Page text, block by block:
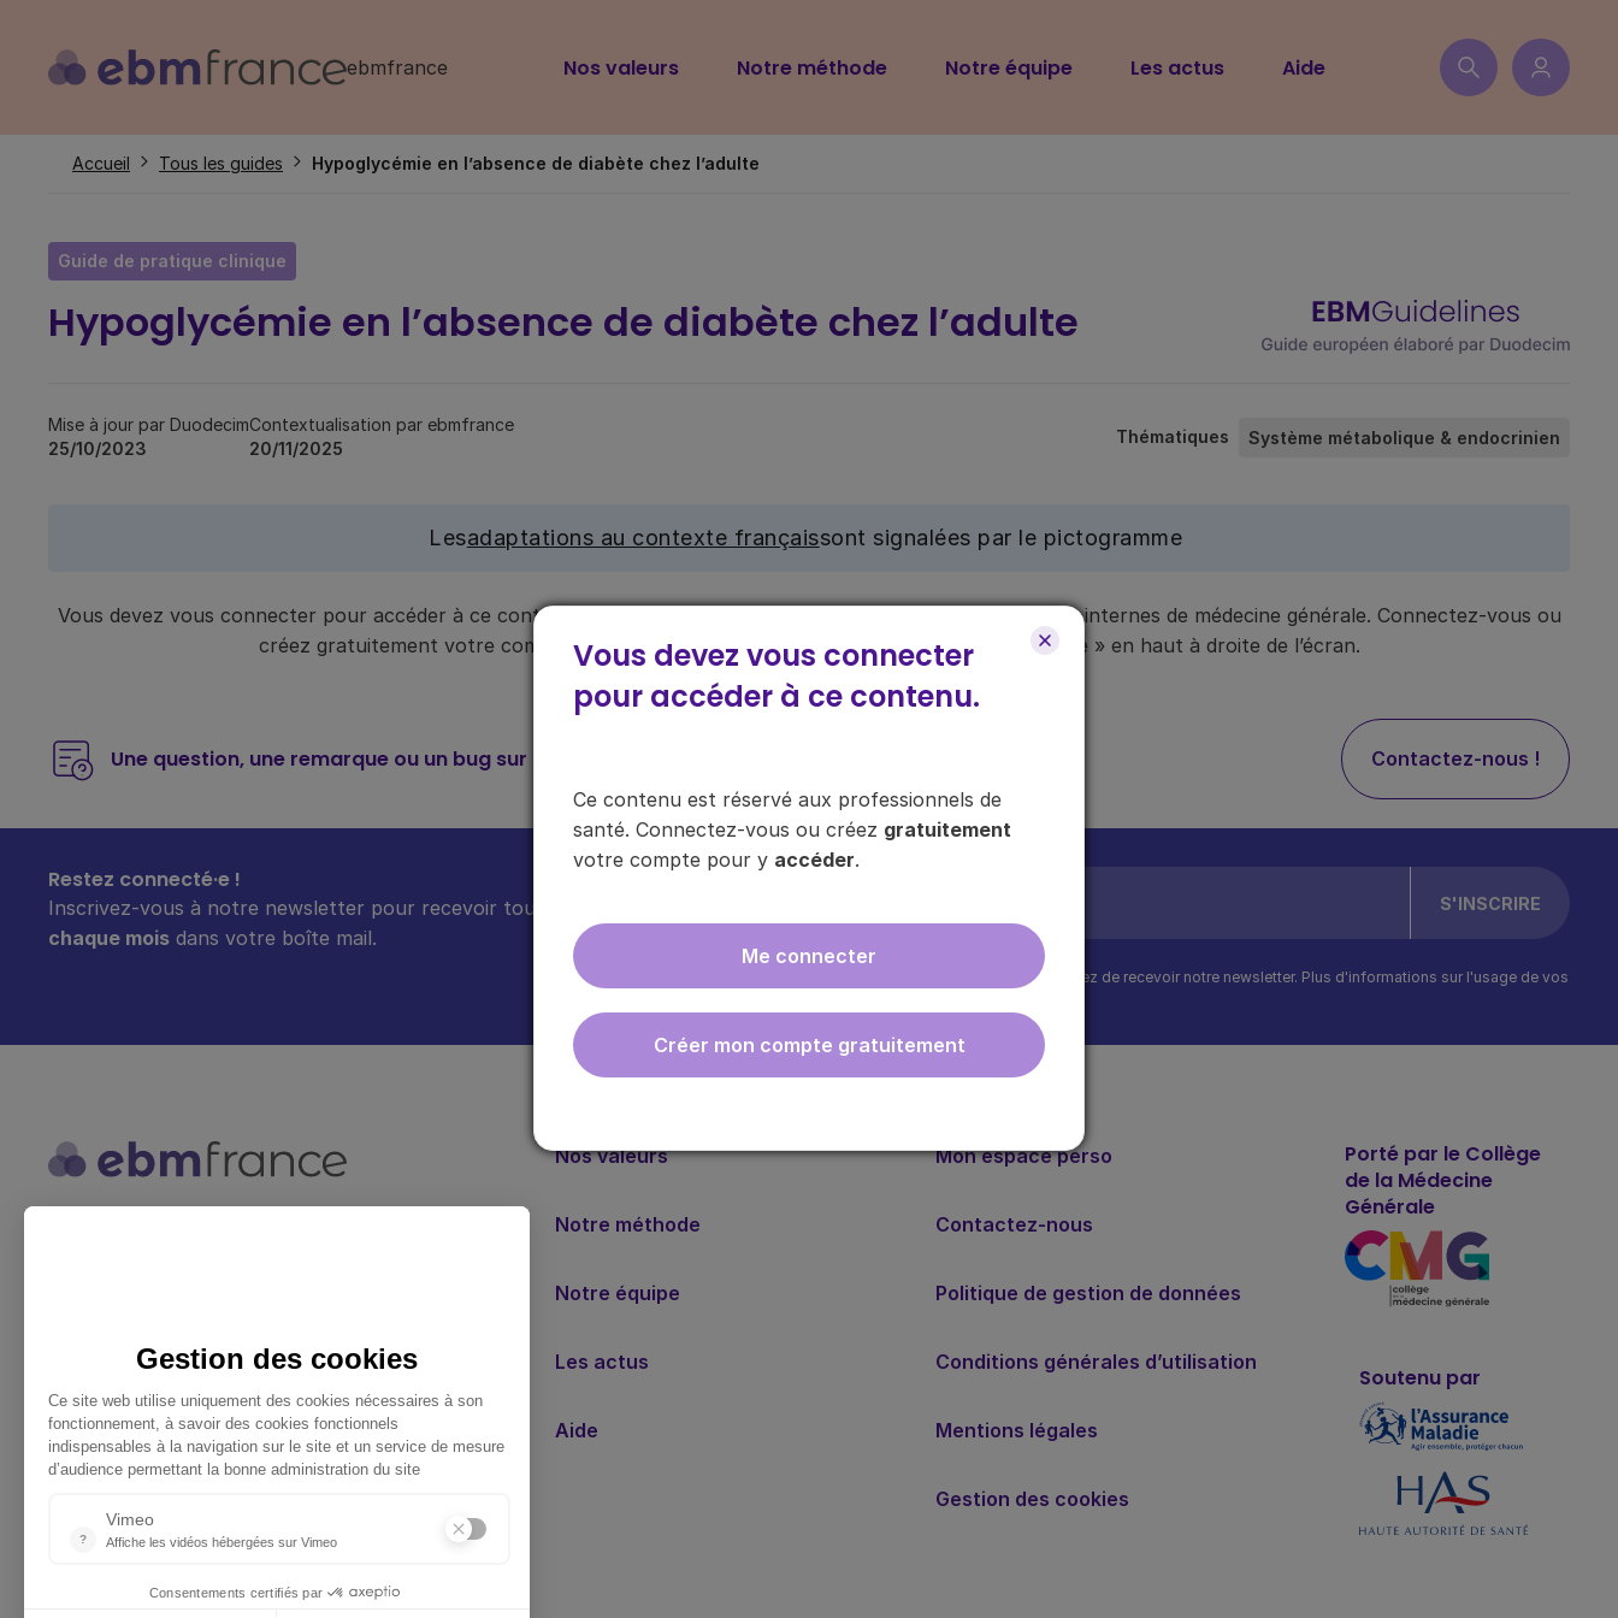
contenu
ebmfrance
Navigation
Nos valeurs Notre méthode Notre équipe Les actus Aide
Vous devez vous connecter
pour accéder à ce contenu.
Ce contenu est réservé aux professionnels de
santé. Connectez-vous ou créez gratuitement
votre compte pour y accéder.
Me connecter
Créer mon compte gratuitement
Fil
Accueil Tous les guides Hypoglycémie en l’absence de diabète chez l’adulte
Guide de pratique clinique
Hypoglycémie en l’absence de diabète chez l’adulte
Mise à jour par Duodecim
25/10/2023
Contextualisation par ebmfrance
20/11/2025
Thématiques Système métabolique & endocrinien
Lesadaptations au contexte françaissont signalées par le pictogramme
Vous devez vous connecter pour accéder à ce contenu. Ce contenu est réservé aux médecins généralistes et internes de médecine générale. Connectez-vous ou
créez gratuitement votre compte pour y accéder, via le bouton « Se connecter/s’inscrire » en haut à droite de l’écran.
Une question, une remarque ou un bug sur ce contenu ? Contactez-nous !
Restez connecté·e !
Inscrivez-vous à notre newsletter pour recevoir toutes les infos sur nos guides
chaque mois dans votre boîte mail.
En cliquant sur "s'inscrire", vous acceptez de recevoir notre newsletter. Plus d'informations sur l'usage de vos
Nos valeurs
Notre méthode
Notre équipe
Les actus
Aide
Mon espace perso
Contactez-nous
Politique de gestion de données
Conditions générales d’utilisation
Mentions légales
Gestion des cookies
Porté par le Collège
de la Médecine
Générale
Soutenu par